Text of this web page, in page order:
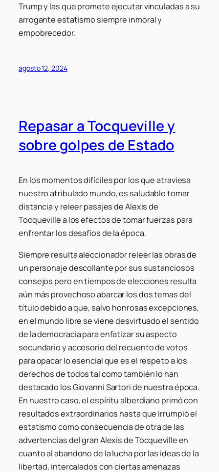
Trump y las que promete ejecutar vinculadas a su
arrogante estatismo siempre inmoral y
empobrecedor.
agosto 12, 2024
Repasar a Tocqueville y
sobre golpes de Estado
En los momentos difíciles por los que atraviesa
nuestro atribulado mundo, es saludable tomar
distancia y releer pasajes de Alexis de
Tocqueville a los efectos de tomar fuerzas para
enfrentar los desafíos de la época.
Siempre resulta aleccionador releer las obras de
un personaje descollante por sus sustanciosos
consejos pero en tiempos de elecciones resulta
aún más provechoso abarcar los dos temas del
título debido a que, salvo honrosas excepciones,
en el mundo libre se viene desvirtuado el sentido
de la democracia para enfatizar su aspecto
secundario y accesorio del recuento de votos
para opacar lo esencial que es el respeto a los
derechos de todos tal como también lo han
destacado los Giovanni Sartori de nuestra época.
En nuestro caso, el espíritu alberdiano primó con
resultados extraordinarios hasta que irrumpió el
estatismo como consecuencia de otra de las
advertencias del gran Alexis de Tocqueville en
cuanto al abandono de la lucha por las ideas de la
libertad, intercalados con ciertas amenazas